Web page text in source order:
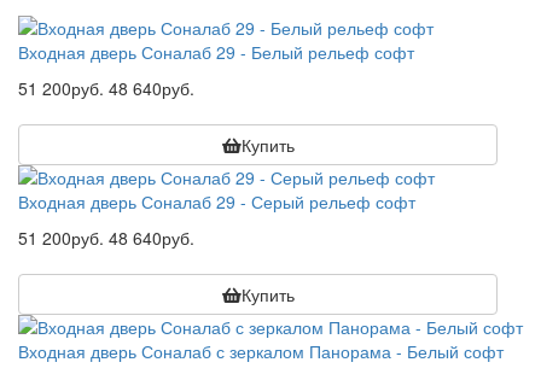
Входная дверь Соналаб 29 - Белый рельеф софт
51 200руб. 48 640руб.
Купить
Входная дверь Соналаб 29 - Серый рельеф софт
51 200руб. 48 640руб.
Купить
Входная дверь Соналаб с зеркалом Панорама - Белый софт